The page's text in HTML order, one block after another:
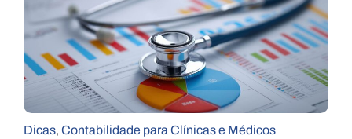
Dicas, Contabilidade para Clínicas e Médicos